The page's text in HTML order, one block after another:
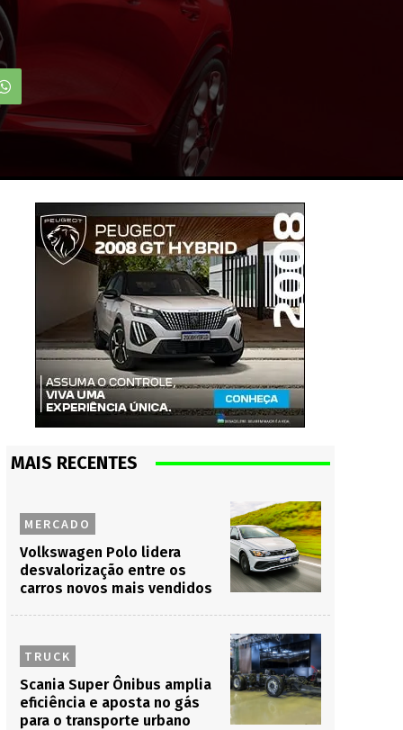
MAIS RECENTES
MERCADO
Volkswagen Polo lidera
desvalorização entre os
carros novos mais vendidos
TRUCK
Scania Super Ônibus amplia
eficiência e aposta no gás
para o transporte urbano